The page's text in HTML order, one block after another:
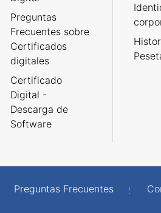
Preguntas
Frecuentes sobre
Certificados
digitales
Certificado
Digital -
Descarga de
Software
Preguntas Frecuentes